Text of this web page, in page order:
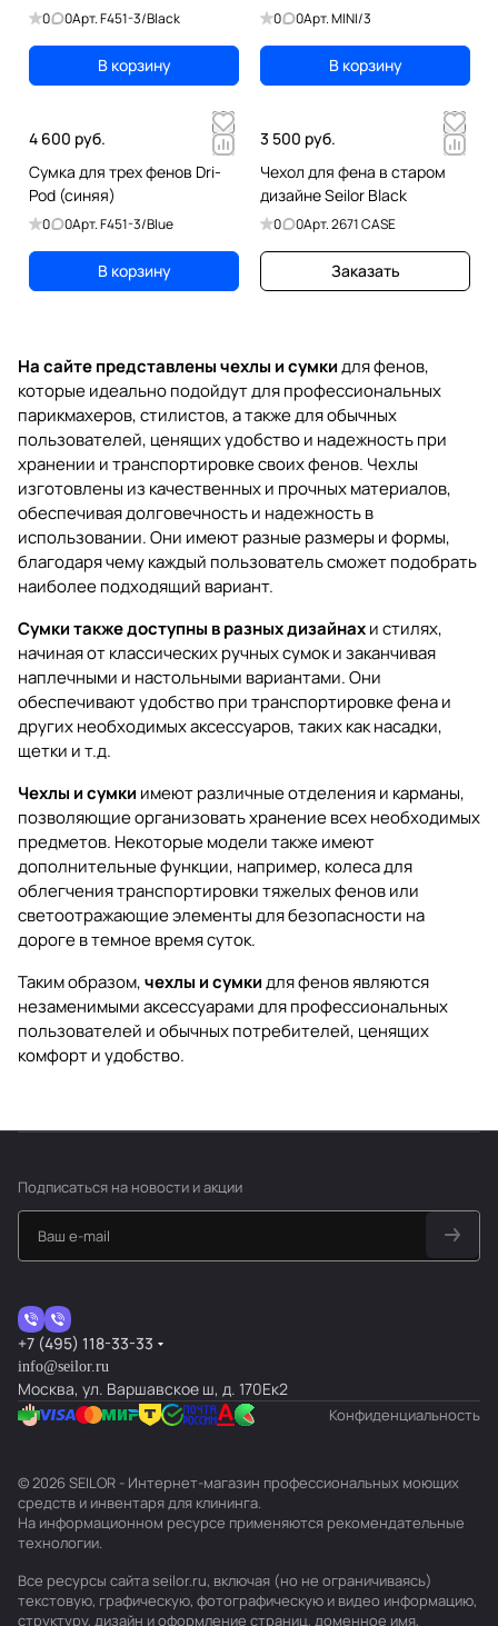
0 0Арт.F451-3/Black
В корзину
0 0Арт.MINI/3
В корзину
4 600 руб.
Сумка для трех фенов Dri-
Pod (синяя)
0 0Арт.F451-3/Blue
В корзину
3 500 руб.
Чехол для фена в старом
дизайне Seilor Black
0 0Арт.2671 CASE
Заказать
На сайте представлены чехлы и сумкидля фенов,
которые идеально подойдут для профессиональных
парикмахеров, стилистов, а также для обычных
пользователей, ценящих удобство и надежность при
хранении и транспортировке своих фенов. Чехлы
изготовлены из качественных и прочных материалов,
обеспечивая долговечность и надежность в
использовании. Они имеют разные размеры и формы,
благодаря чему каждый пользователь сможет подобрать
наиболее подходящий вариант.
Сумки также доступны в разных дизайнахи стилях,
начиная от классических ручных сумок и заканчивая
наплечными и настольными вариантами. Они
обеспечивают удобство при транспортировке фена и
других необходимых аксессуаров, таких как насадки,
щетки и т.д.
Чехлы и сумки имеют различные отделения и карманы,
позволяющие организовать хранение всех необходимых
предметов. Некоторые модели также имеют
дополнительные функции, например, колеса для
облегчения транспортировки тяжелых фенов или
светоотражающие элементы для безопасности на
дороге в темное время суток.
Таким образом,чехлы и сумкидля фенов являются
незаменимыми аксессуарами для профессиональных
пользователей и обычных потребителей, ценящих
комфорт и удобство.
Подписаться на новости и акции
+7 (495) 118-33-33
info@seilor.ru
Москва, ул. Варшавское ш, д. 170Ек2
Конфиденциальность
© 2026 SEILOR - Интернет-магазин профессиональных моющих
средств и инвентаря для клининга.
На информационном ресурсе применяются рекомендательные
технологии.
Все ресурсы сайта seilor.ru, включая (но не ограничиваясь)
текстовую, графическую, фотографическую и видео информацию,
структуру, дизайн и оформление страниц, доменное имя,